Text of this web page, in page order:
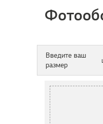
Введите ваш
размер